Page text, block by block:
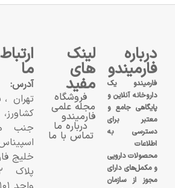
درباره
فارمیندو
فارمیندو یک
داروخانه آنلاین و
پایگاهی جامع و
معتبر برای
دسترسی به
اطلاعات
محصولات دارویی
و مکمل‌های دارای
مجوز از سازمان
لینک
های
مفید
فروشگاه
مجله علمی
فارمیندو
درباره ما
تماس با ما
ما
آدرس:
تهران،
کشاورز،
جنب
خلیج